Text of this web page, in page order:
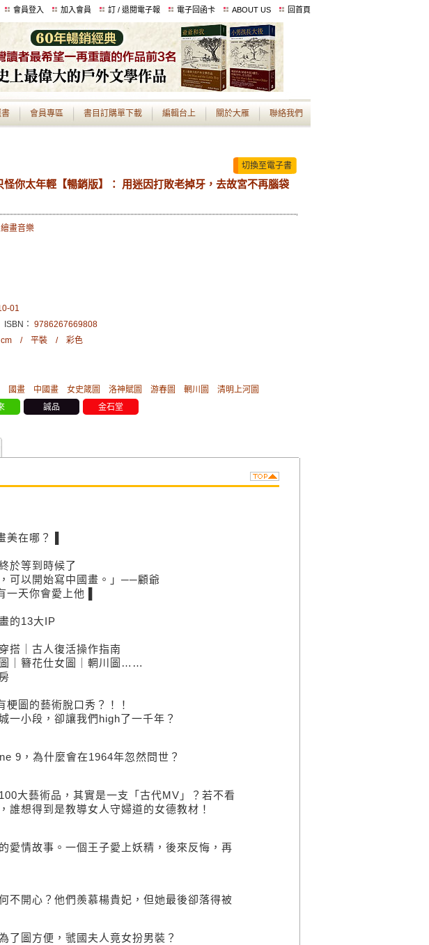
會員登入 加入會員 訂 / 退閱電子報 電子回函卡 ABOUT US 回首頁
書 會員專區 書目訂購單下載 編輯台上 關於大雁 聯絡我們
切換至電子書
怪你太年輕【暢銷版】： 用迷因打敗老掉牙，去故宮不再腦袋
畫音樂
01
： 9786267669808
cm / 平裝 / 彩色
國畫 中國畫 女史箴圖 洛神賦圖 游春圖 輞川圖
清明上河圖
誠品 金石堂
美在哪？ ▌
於等到時候了
可以開始寫中國畫。」──顧爺
一天你會愛上他 ▌
的13大IP
搭｜古人復活操作指南
｜簪花仕女圖｜輞川圖……
梗圖的藝術脫口秀？！！
一小段，卻讓我們high了一千年？
9，為什麼會在1964年忽然問世？
大藝術品，其實是一支「古代MV」？若不看
誰想得到是教導女人守婦道的女德教材！
愛情故事。一個王子愛上妖精，後來反悔，再
不開心？他們羨慕楊貴妃，但她最後卻落得被
了圖方便，虢國夫人竟女扮男裝？